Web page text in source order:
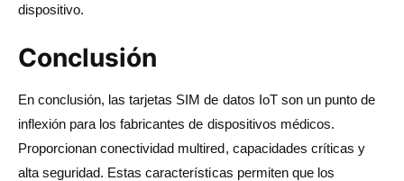
dispositivo.
Conclusión
En conclusión, las tarjetas SIM de datos IoT son un punto de
inflexión para los fabricantes de dispositivos médicos.
Proporcionan conectividad multired, capacidades críticas y
alta seguridad. Estas características permiten que los